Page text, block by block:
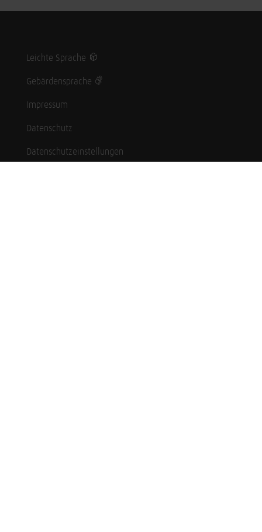
Leichte Sprache
Gebärdensprache
Impressum
Datenschutz
Datenschutzeinstellungen